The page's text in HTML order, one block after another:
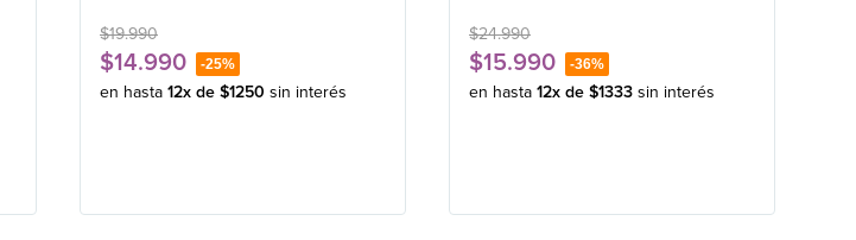
$19.990
$14.990 -25%
en hasta 12x de $1250 sin interés
$24.990
$15.990 -36%
en hasta 12x de $1333 sin interés